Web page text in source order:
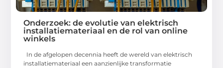
Onderzoek: de evolutie van elektrisch
installatiemateriaal en de rol van online
winkels
In de afgelopen decennia heeft de wereld van elektrisch
installatiemateriaal een aanzienlijke transformatie